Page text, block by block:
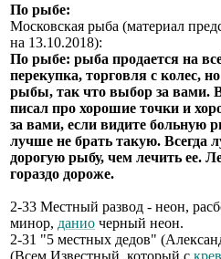
По рыбе:
Московская рыба (материал
на 13.10.2018):
По рыбе: рыба продается на
перекупка, торговля с колес,
рыбы, так что выбор за вами.
писал про хорошие точки и
за вами, если видите больную
лучше не брать такую. Всегда
дорогую рыбу, чем лечить ее.
гораздо дороже.
2-33 Местный развод - неон,
минор, данио черный неон.
2-31 "5 местных дедов"
(Всем Известный, который с